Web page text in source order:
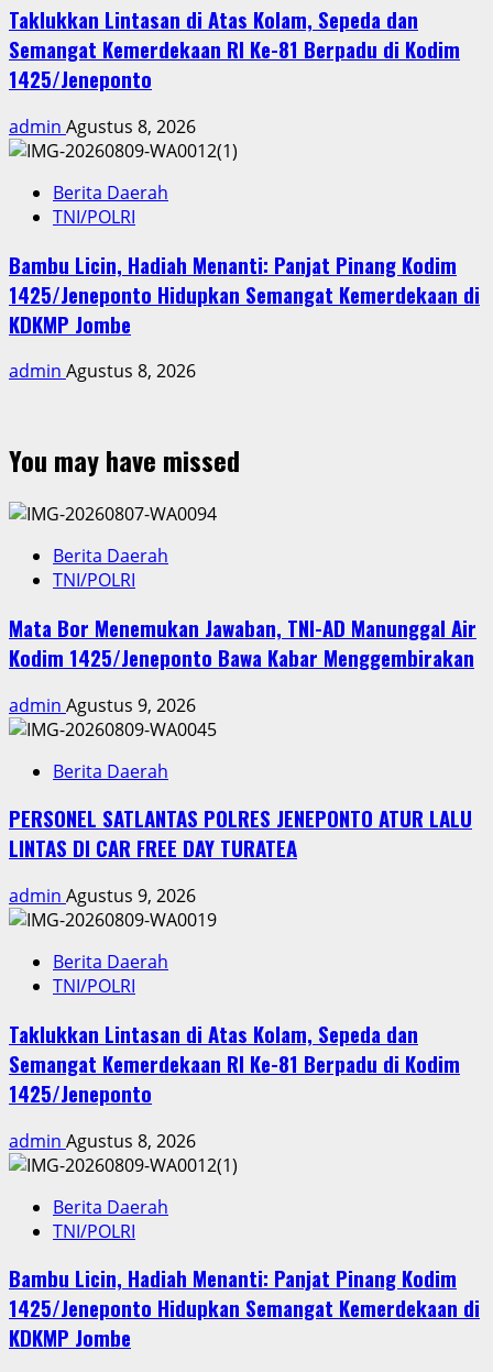
Taklukkan Lintasan di Atas Kolam, Sepeda dan
Semangat Kemerdekaan RI Ke-81 Berpadu di Kodim
1425/Jeneponto
admin Agustus 8, 2026
Berita Daerah
TNI/POLRI
Bambu Licin, Hadiah Menanti: Panjat Pinang Kodim
1425/Jeneponto Hidupkan Semangat Kemerdekaan di
KDKMP Jombe
admin Agustus 8, 2026
You may have missed
Berita Daerah
TNI/POLRI
Mata Bor Menemukan Jawaban, TNI-AD Manunggal Air
Kodim 1425/Jeneponto Bawa Kabar Menggembirakan
admin Agustus 9, 2026
Berita Daerah
PERSONEL SATLANTAS POLRES JENEPONTO ATUR LALU
LINTAS DI CAR FREE DAY TURATEA
admin Agustus 9, 2026
Berita Daerah
TNI/POLRI
Taklukkan Lintasan di Atas Kolam, Sepeda dan
Semangat Kemerdekaan RI Ke-81 Berpadu di Kodim
1425/Jeneponto
admin Agustus 8, 2026
Berita Daerah
TNI/POLRI
Bambu Licin, Hadiah Menanti: Panjat Pinang Kodim
1425/Jeneponto Hidupkan Semangat Kemerdekaan di
KDKMP Jombe